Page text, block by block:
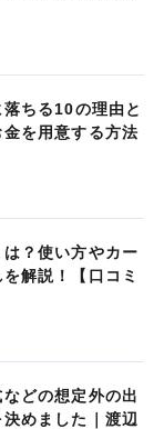
ちる10の理由と
を用意する方法
？使い方やカー
解説！【口コミ
どの想定外の出
めました｜渡辺